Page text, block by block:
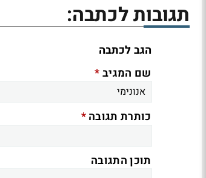
תגובות לכתבה:
הגב לכתבה
שם המגיב*
כותרת תגובה*
תוכן התגובה